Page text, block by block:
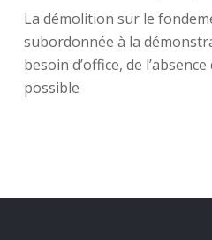
La démolition sur le
subordonnée à la
besoin d’office, de
possible